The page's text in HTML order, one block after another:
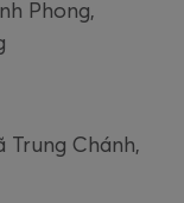
Phong,
Trung Chánh,